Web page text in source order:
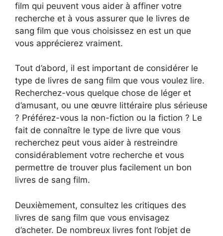
film qui peuvent vous aider à affiner votre
recherche et à vous assurer que le livres de
sang film que vous choisissez en est un que
vous apprécierez vraiment.
Tout d’abord, il est important de considérer le
type de livres de sang film que vous voulez lire.
Recherchez-vous quelque chose de léger et
d’amusant, ou une œuvre littéraire plus sérieuse
? Préférez-vous la non-fiction ou la fiction ? Le
fait de connaître le type de livre que vous
recherchez peut vous aider à restreindre
considérablement votre recherche et vous
permettre de trouver plus facilement un bon
livres de sang film.
Deuxièmement, consultez les critiques des
livres de sang film que vous envisagez
d’acheter. De nombreux livres font l’objet de